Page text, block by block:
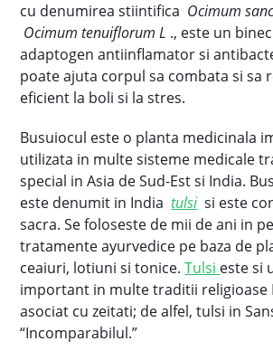
cu denumirea stiintifica Ocimum
Ocimum tenuiflorum L ., este un
adaptogen antiinflamator si
poate ajuta corpul sa combata si sa
eficient la boli si la stres.
Busuiocul este o planta medicinala
utilizata in multe sisteme medicale
special in Asia de Sud-Est si India.
este denumit in India tulsi si este
sacra. Se foloseste de mii de ani in
tratamente ayurvedice pe baza de
ceaiuri, lotiuni si tonice.Tulsi este si
important in multe traditii religioase
asociat cu zeitati; de alfel, tulsi in
“Incomparabilul.”